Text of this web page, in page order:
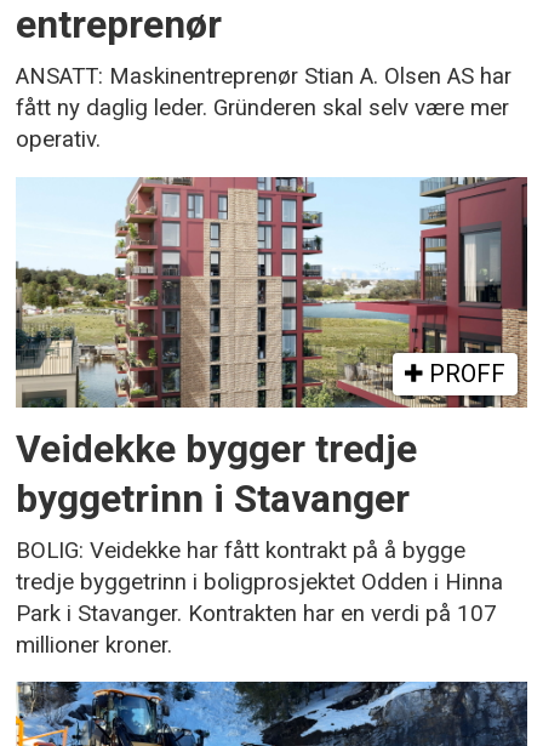
entreprenør
ANSATT: Maskinentreprenør Stian A. Olsen AS har
fått ny daglig leder. Gründeren skal selv være mer
operativ.
PROFF
Veidekke bygger tredje
byggetrinn i Stavanger
BOLIG: Veidekke har fått kontrakt på å bygge
tredje byggetrinn i boligprosjektet Odden i Hinna
Park i Stavanger. Kontrakten har en verdi på 107
millioner kroner.